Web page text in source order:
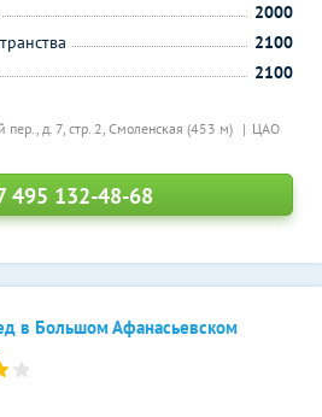
пер., д. 7, стр. 2, Смоленская (453 м) ЦАО
2000
2100
2100
495 132-48-68
в Большом Афанасьевском